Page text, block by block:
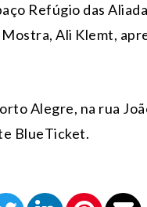
Refúgio das
Mostra, Ali Klemt,
Alegre, na rua
BlueTicket.